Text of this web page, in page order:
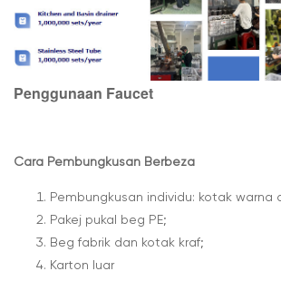
Penggunaan Faucet
Cara Pembungkusan Berbeza
Pembungkusan individu: kotak warna
Pakej pukal beg PE;
Beg fabrik dan kotak kraf;
Karton luar